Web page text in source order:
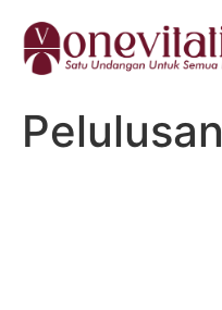
Pelulusan